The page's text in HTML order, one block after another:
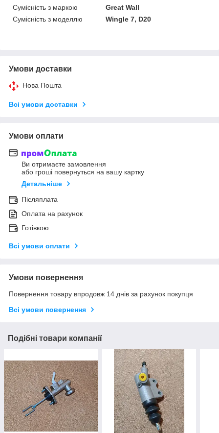
Сумісність з маркою
Great Wall
Сумісність з моделлю
Wingle 7, D20
Умови доставки
Нова Пошта
Всі умови доставки
Умови оплати
Ви отримаєте замовлення
або гроші повернуться на вашу картку
Детальніше
Післяплата
Оплата на рахунок
Готівкою
Всі умови оплати
Умови повернення
Повернення товару впродовж 14 днів за рахунок покупця
Всі умови повернення
Подібні товари компанії